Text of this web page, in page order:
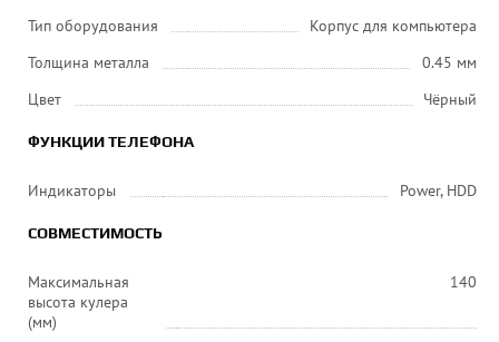
Тип оборудования
Корпус для компьютера
Толщина металла
0.45 мм
Цвет
Чёрный
ФУНКЦИИ ТЕЛЕФОНА
Индикаторы Power, HDD
СОВМЕСТИМОСТЬ
Максимальная
высота кулера
(мм)
140